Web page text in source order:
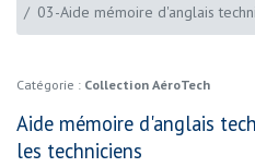
03-Aide mémoire d'anglais
Catégorie : Collection AéroTech
Aide mémoire d'anglais
les techniciens